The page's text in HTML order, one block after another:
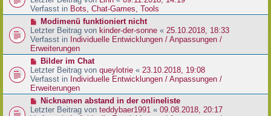
a
g
e
i
r
a
g
u
e
r
B
e
i
r
a
g
Verfasst in Bots, Chat-Games, Tools
N
e
u
e
r
B
e
i
t
a
Modimenü funktioniert nicht
Letzter Beitrag von kinder-der-sonne « 25.10.2018, 18:33
Verfasst in Individuelle Entwicklungen / Anpassungen /
Erweiterungen
N
e
u
e
r
B
Bilder im Chat
Letzter Beitrag von queylotrie « 23.10.2018, 19:08
Verfasst in Individuelle Entwicklungen / Anpassungen /
Erweiterungen
N
e
Nicknamen abstand in der onlineliste
Letzter Beitrag von teddybaer1991 « 09.08.2018, 20:17